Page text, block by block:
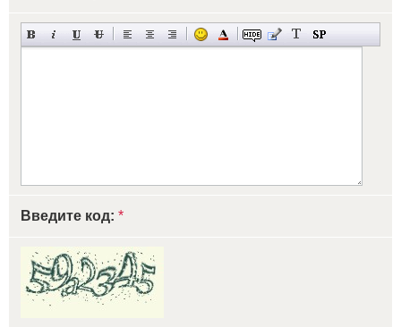
Введите код: *